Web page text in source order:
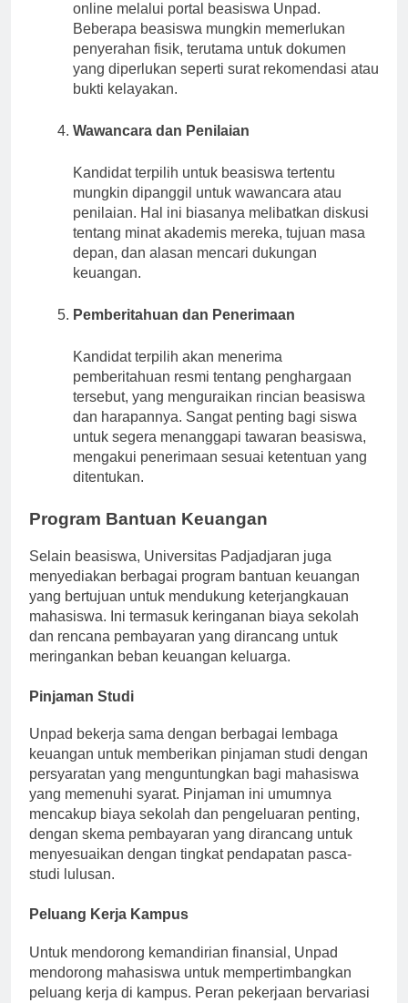
online melalui portal beasiswa Unpad.
Beberapa beasiswa mungkin memerlukan
penyerahan fisik, terutama untuk dokumen
yang diperlukan seperti surat rekomendasi atau
bukti kelayakan.
Wawancara dan Penilaian
Kandidat terpilih untuk beasiswa tertentu
mungkin dipanggil untuk wawancara atau
penilaian. Hal ini biasanya melibatkan diskusi
tentang minat akademis mereka, tujuan masa
depan, dan alasan mencari dukungan
keuangan.
Pemberitahuan dan Penerimaan
Kandidat terpilih akan menerima
pemberitahuan resmi tentang penghargaan
tersebut, yang menguraikan rincian beasiswa
dan harapannya. Sangat penting bagi siswa
untuk segera menanggapi tawaran beasiswa,
mengakui penerimaan sesuai ketentuan yang
ditentukan.
Program Bantuan Keuangan
Selain beasiswa, Universitas Padjadjaran juga
menyediakan berbagai program bantuan keuangan
yang bertujuan untuk mendukung keterjangkauan
mahasiswa. Ini termasuk keringanan biaya sekolah
dan rencana pembayaran yang dirancang untuk
meringankan beban keuangan keluarga.
Pinjaman Studi
Unpad bekerja sama dengan berbagai lembaga
keuangan untuk memberikan pinjaman studi dengan
persyaratan yang menguntungkan bagi mahasiswa
yang memenuhi syarat. Pinjaman ini umumnya
mencakup biaya sekolah dan pengeluaran penting,
dengan skema pembayaran yang dirancang untuk
menyesuaikan dengan tingkat pendapatan pasca-
studi lulusan.
Peluang Kerja Kampus
Untuk mendorong kemandirian finansial, Unpad
mendorong mahasiswa untuk mempertimbangkan
peluang kerja di kampus. Peran pekerjaan bervariasi